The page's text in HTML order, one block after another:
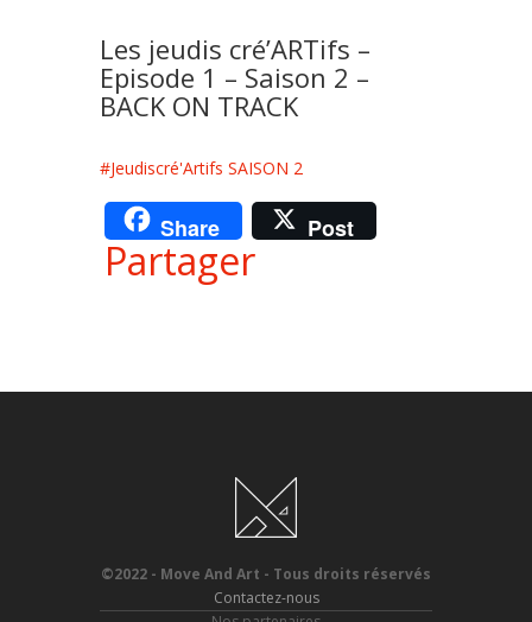
Les jeudis cré’ARTifs –
Episode 1 – Saison 2 –
BACK ON TRACK
#Jeudiscré'Artifs SAISON 2
Share Post
Partager
©2022 - Move And Art - Tous droits réservés
Contactez-nous